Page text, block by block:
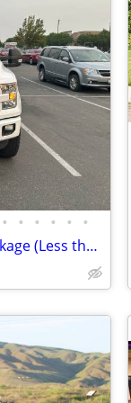
• • • • • •
2016 Ford F-150 XLT w/ FX4 Package (Less than 100k miles)